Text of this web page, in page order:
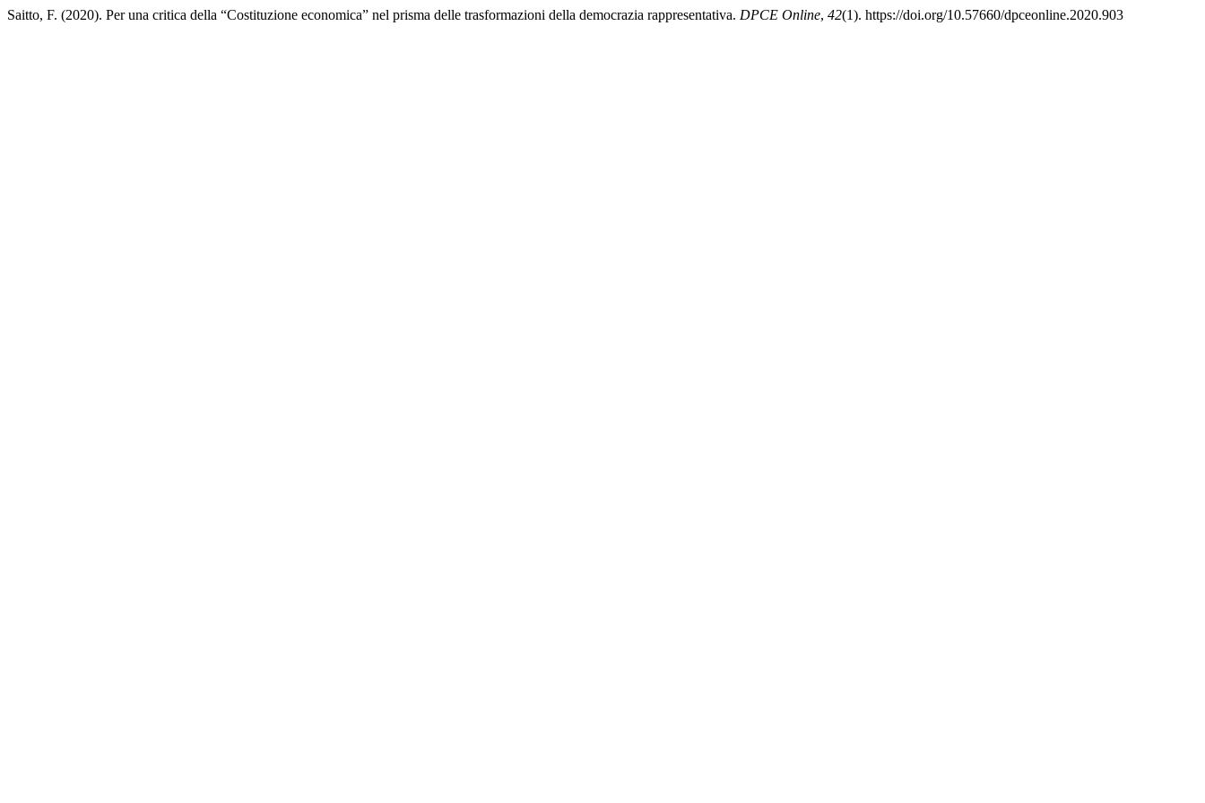
Saitto, F. (2020). Per una critica della “Costituzione economica” nel prisma delle trasformazioni della democrazia rappresentativa. DPCE Online, 42(1). https://doi.org/10.57660/dpceonline.2020.903